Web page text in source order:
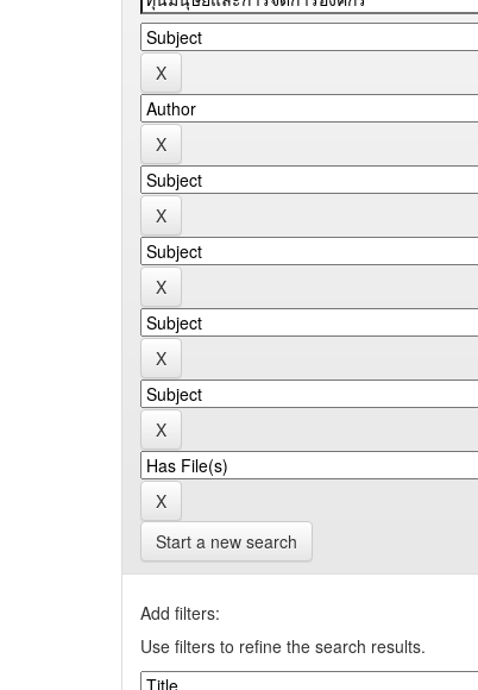
Start a new search
Add filters:
Use filters to refine the search results.